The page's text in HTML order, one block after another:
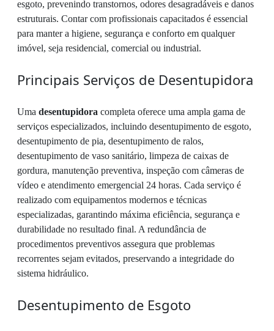
esgoto, prevenindo transtornos, odores desagradáveis e danos
estruturais. Contar com profissionais capacitados é essencial
para manter a higiene, segurança e conforto em qualquer
imóvel, seja residencial, comercial ou industrial.
Principais Serviços de Desentupidora
Uma desentupidora completa oferece uma ampla gama de
serviços especializados, incluindo desentupimento de esgoto,
desentupimento de pia, desentupimento de ralos,
desentupimento de vaso sanitário, limpeza de caixas de
gordura, manutenção preventiva, inspeção com câmeras de
vídeo e atendimento emergencial 24 horas. Cada serviço é
realizado com equipamentos modernos e técnicas
especializadas, garantindo máxima eficiência, segurança e
durabilidade no resultado final. A redundância de
procedimentos preventivos assegura que problemas
recorrentes sejam evitados, preservando a integridade do
sistema hidráulico.
Desentupimento de Esgoto